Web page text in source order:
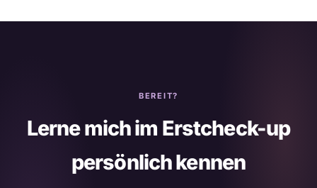
BEREIT?
Lerne mich im Erstcheck-up
persönlich kennen